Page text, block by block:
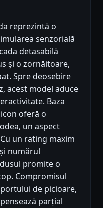
reprezintă o
senzorială
detasabilă
și o zornăitoare,
Spre deosebire
acest model aduce
Baza
oferă o
un aspect
un rating maxim
numărul
promite o
Compromisul
de picioare,
parțial